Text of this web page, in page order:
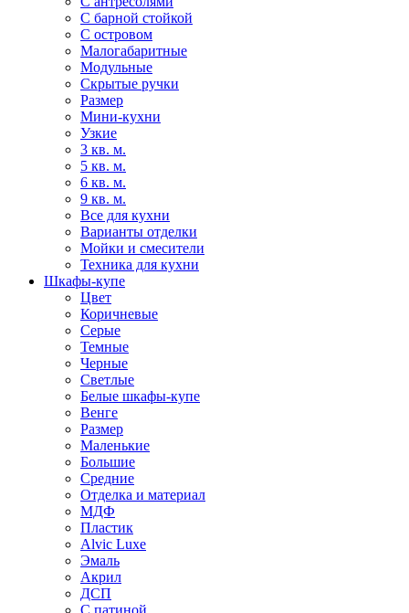
С барной стойкой
С островом
Малогабаритные
Модульные
Скрытые ручки
Размер
Мини-кухни
Узкие
3 кв. м.
5 кв. м.
6 кв. м.
9 кв. м.
Все для кухни
Варианты отделки
Мойки и смесители
Техника для кухни
Шкафы-купе
Цвет
Коричневые
Серые
Темные
Черные
Светлые
Белые шкафы-купе
Венге
Размер
Маленькие
Большие
Средние
Отделка и материал
МДФ
Пластик
Alvic Luxe
Эмаль
Акрил
ДСП
С патиной